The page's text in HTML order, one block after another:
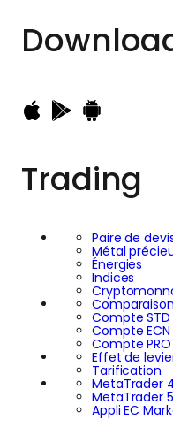
Trading
Paire de
Métal
Énergies
Indices
Compte STD
Compte ECN
Compte PRO
Effet de
Tarification
MetaTrader
MetaTrader 5
Appli EC